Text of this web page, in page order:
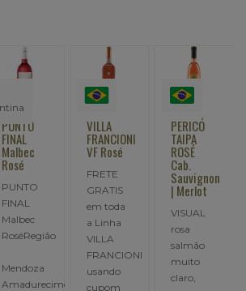
PUNTO
FINAL
Malbec
Rosé
PUNTO
FINAL
Malbec
RoséRegião
Mendoza
Amadurecimen..
VILLA
FRANCIONI
VF Rosé
FRETE
GRATIS
em toda
a Linha
VILLA
FRANCIONI
usando
cupom
PERICÓ
TAIPA
ROSÉ
Cab.
Sauvignon
| Merlot
VISUAL
rosa
salmão
muito
claro,